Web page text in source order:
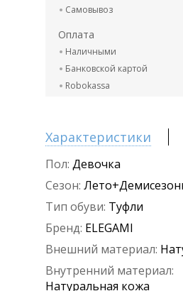
Самовывоз
Оплата
Наличными
Банковской картой
Robokassa
Характеристики
Пол: Девочка
Сезон:
Тип обуви: Туфли
Бренд: ELEGAMI
Внешний материал:
Внутренний материал:
Натуральная кожа